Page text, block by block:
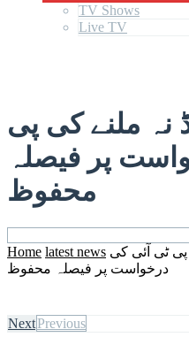
TV Shows
Live TV
نہ ملنے کی پی
پر فیصلہ
محفوظ
Home latest news پی ٹی آئی کی
درخواست پر فیصلہ محفوظ
NextPrevious